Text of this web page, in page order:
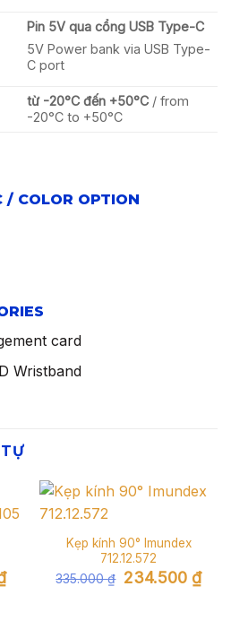
Pin 5V qua cổng USB Type-C
5V Power bank via USB Type-
C port
từ -20°C đến +50°C / from
-20°C to +50°C
/ COLOR OPTION
card
Wristband
Giá
hiện
Kẹp kính 90° Imundex
712.12.572
335.000₫ Giá
gốc
234.500 ₫Giá
hiện